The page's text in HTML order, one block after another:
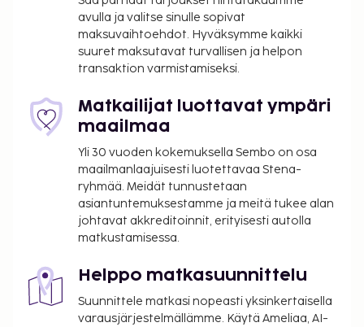
avulla ja valitse sinulle sopivat
maksuvaihtoehdot. Hyväksymme kaikki
suuret maksutavat turvallisen ja helpon
transaktion varmistamiseksi.
Matkailijat luottavat ympäri
maailmaa
Yli 30 vuoden kokemuksella Sembo on osa
maailmanlaajuisesti luotettavaa Stena-
ryhmää. Meidät tunnustetaan
asiantuntemuksestamme ja meitä tukee alan
johtavat akkreditoinnit, erityisesti autolla
matkustamisessa.
Helppo matkasuunnittelu
Suunnittele matkasi nopeasti yksinkertaisella
varausjärjestelmällämme. Käytä Ameliaa, AI-